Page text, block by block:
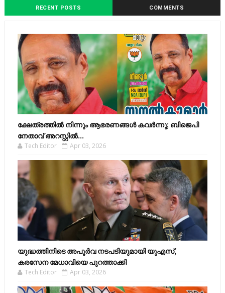
RECENT POSTS COMMENTS
ക്ഷേത്രത്തിൽ നിന്നും ആഭരണങ്ങൾ കവർന്നു; ബിജെപി
നേതാവ് അറസ്റ്റിൽ...
Tech Editor Apr 03, 2026
യുദ്ധത്തിനിടെ അപൂർവ നടപടിയുമായി യുഎസ്,
കരസേന മേധാവിയെ പുറത്താക്കി
Tech Editor Apr 03, 2026